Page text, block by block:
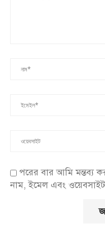
পরের বার আমি মন্তব্য
নাম, ইমেল এবং